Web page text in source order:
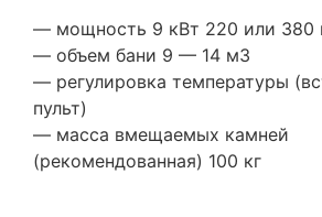
— мощность 9 кВт 220 или 380
— объем бани 9 — 14 м3
— регулировка температуры
пульт)
— масса вмещаемых камней
(рекомендованная) 100 кг